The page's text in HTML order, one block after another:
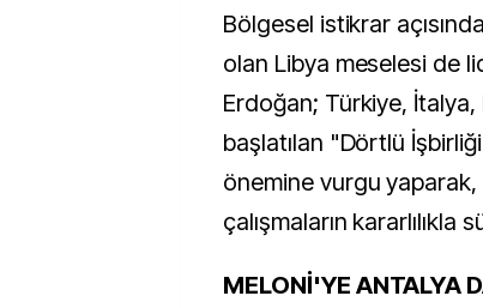
Bölgesel istikrar
olan Libya meselesi de
Erdoğan; Türkiye,
başlatılan "Dörtlü
önemine vurgu
çalışmaların
MELONİ'YE ANTALYA